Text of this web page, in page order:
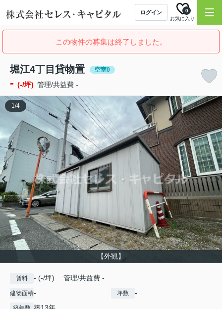
ログイン
お気に入り
0
この物件の募集は終了しました。
堀江4丁目貸物置 空室0
- (-/坪) 管理/共益費 -
【外観】
1/4
賃料 - (-/坪) 管理/共益費 -
建物面積- 坪数 -